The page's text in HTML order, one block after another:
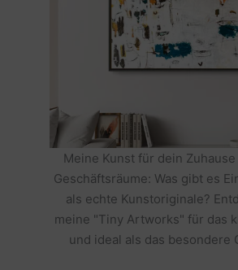
Meine Kunst für dein
Geschäftsräume: Was gibt es
als echte Kunstoriginale?
meine "Tiny Artworks" für das
und ideal als das besondere